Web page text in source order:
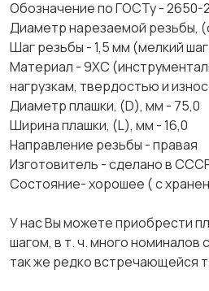
Обозначение по ГОСТу - 2650-
Диаметр нарезаемой резьбы,
Шаг резьбы - 1,5 мм (мелкий
Материал - 9ХС
нагрузкам, твердостью и
Диаметр плашки, (D), мм - 75,0
Ширина плашки, (L), мм - 16,0
Направление резьбы - правая
Изготовитель - сделано в
Состояние- хорошее ( с
У нас Вы можете приобрести
шагом, в т. ч. много номиналов
так же редко встречающейся